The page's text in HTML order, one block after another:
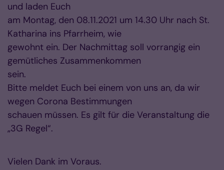
und laden Euch
am Montag, den 08.11.2021 um 14.30 Uhr nach St.
Katharina ins Pfarrheim, wie
gewohnt ein. Der Nachmittag soll vorrangig ein
gemütliches Zusammenkommen
sein.
Bitte meldet Euch bei einem von uns an, da wir
wegen Corona Bestimmungen
schauen müssen. Es gilt für die Veranstaltung die
„3G Regel“.
Vielen Dank im Voraus.